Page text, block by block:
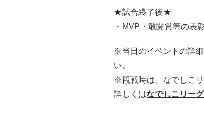
★試合終了後★
・MVP・敢闘賞等の表
※当日のイベントの詳
い。
※観戦時は、なでしこ
詳しくはなでしこリー